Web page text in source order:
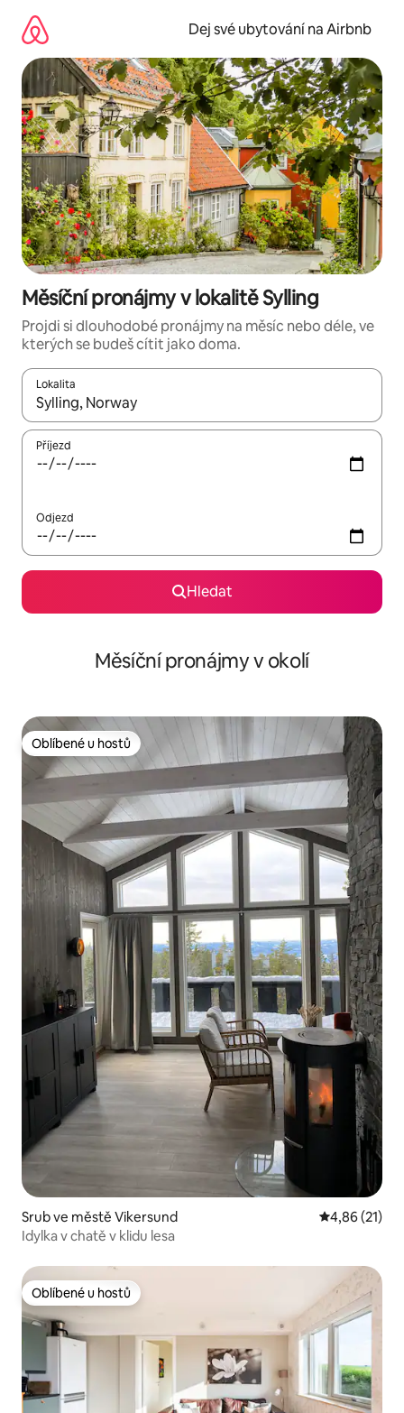
obsah
Dej své ubytování na Airbnb
Měsíční pronájmy v lokalitě Sylling
Projdi si dlouhodobé pronájmy na měsíc nebo déle, ve
kterých se budeš cítit jako doma.
Lokalita
Až budou výsledky k dispozici, můžeš si je procházet pomocí
Příjezd
Odjezd
Hledat
Měsíční pronájmy v okolí
Oblíbené u hostů
Oblíbené u hostů
Srub ve městě Vikersund Průměrné
4,86 (21)
Idylka v chatě v klidu lesa
Oblíbené u hostů
Oblíbené u hostů